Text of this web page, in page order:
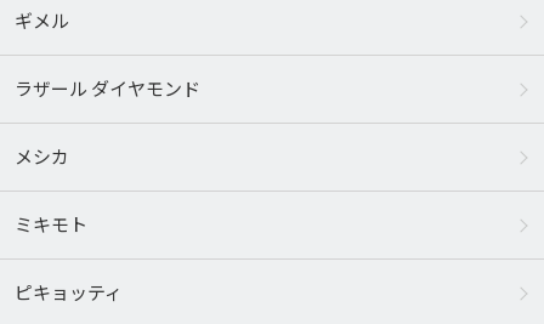
ギメル
ラザール ダイヤモンド
メシカ
ミキモト
ピキョッティ